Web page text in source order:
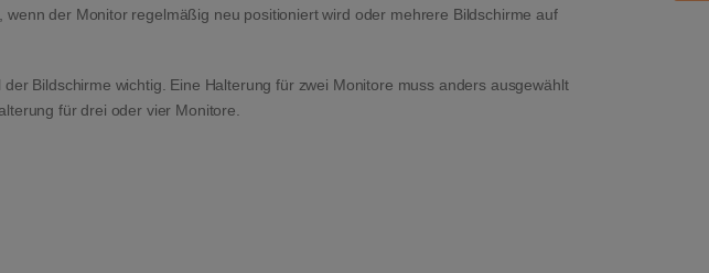
der Monitor regelmäßig neu positioniert wird oder mehrere Bildschirme auf
Bildschirme wichtig. Eine Halterung für zwei Monitore muss anders ausgewählt
für drei oder vier Monitore.